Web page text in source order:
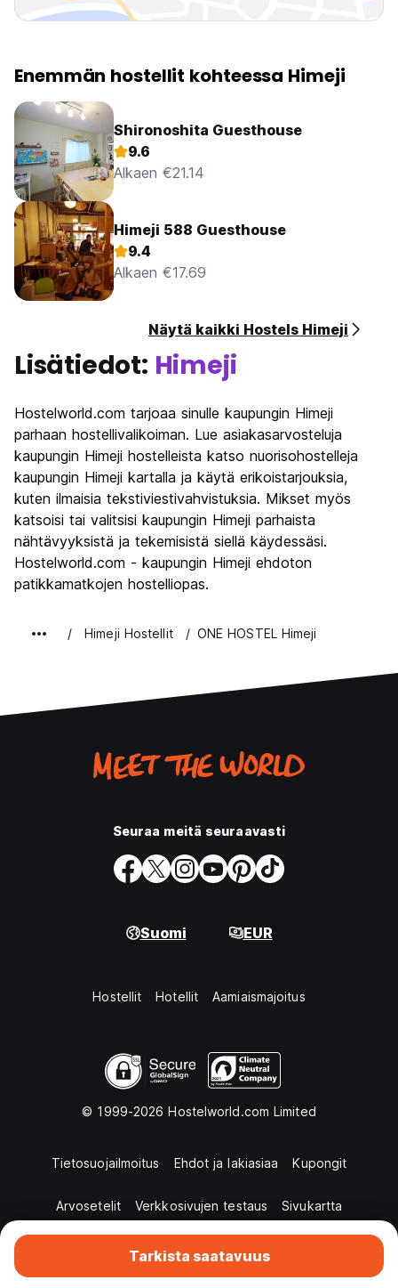
Tarkista saatavuus
Enemmän hostellit kohteessa Himeji
Shironoshita Guesthouse
9.6
Alkaen €21.14
Himeji 588 Guesthouse
9.4
Alkaen €17.69
Näytä kaikki Hostels Himeji
Lisätiedot: Himeji
Hostelworld.com tarjoaa sinulle kaupungin Himeji
parhaan hostellivalikoiman. Lue asiakasarvosteluja
kaupungin Himeji hostelleista katso nuorisohostelleja
kaupungin Himeji kartalla ja käytä erikoistarjouksia,
kuten ilmaisia tekstiviestivahvistuksia. Mikset myös
katsoisi tai valitsisi kaupungin Himeji parhaista
nähtävyyksistä ja tekemisistä siellä käydessäsi.
Hostelworld.com - kaupungin Himeji ehdoton
patikkamatkojen hostelliopas.
Himeji Hostellit ONE HOSTEL Himeji
Seuraa meitä seuraavasti
Suomi EUR
Hostellit Hotellit Aamiaismajoitus
© 1999-2026 Hostelworld.com Limited
Tietosuojailmoitus Ehdot ja lakiasiaa Kupongit
Arvosetelit Verkkosivujen testaus Sivukartta